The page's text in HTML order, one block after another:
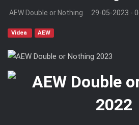
AEW Double or Nothing 29-05-2023 -
Videa AEW